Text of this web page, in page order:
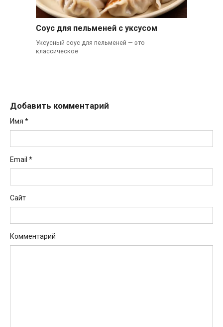
Соус для пельменей с уксусом
Уксусный соус для пельменей — это
классическое
Добавить комментарий
Имя *
Email *
Сайт
Комментарий